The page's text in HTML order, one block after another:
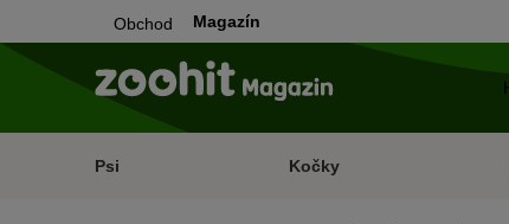
Obchod Magazín
Psi Kočky